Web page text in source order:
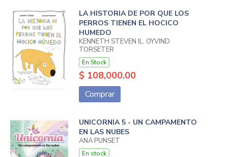
LA HISTORIA DE POR QUE LOS
PERROS TIENEN EL HOCICO
HUMEDO
KENNETH STEVEN IL. OYVIND
TORSETER
En Stock
$ 108,000.00
Comprar
UNICORNIA 5 - UN CAMPAMENTO
EN LAS NUBES
ANA PUNSET
En stock